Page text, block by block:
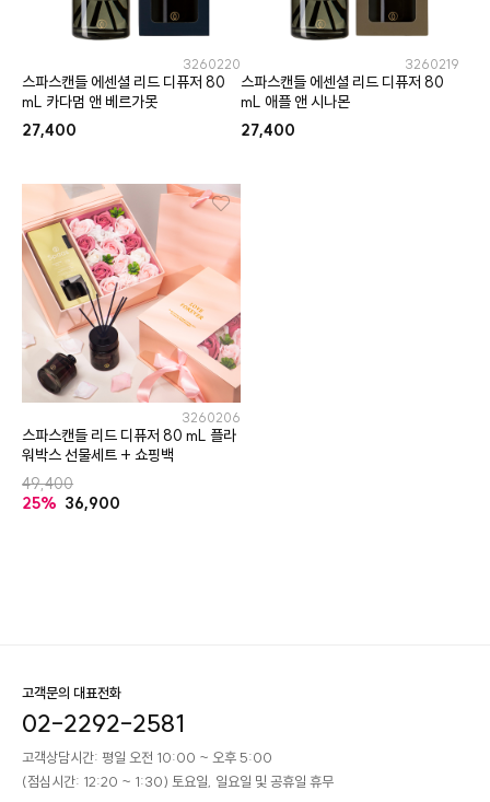
3260220
스파스캔들 에센셜 리드 디퓨저 80
mL 카다멈 앤 베르가못
27,400
3260219
스파스캔들 에센셜 리드 디퓨저 80
mL 애플 앤 시나몬
27,400
3260206
스파스캔들 리드 디퓨저 80 mL 플라
워박스 선물세트 + 쇼핑백
49,400
25% 36,900
고객문의 대표전화
02-2292-2581
고객상담시간: 평일 오전 10:00 ~ 오후 5:00
(점심시간: 12:20 ~ 1:30) 토요일, 일요일 및 공휴일 휴무